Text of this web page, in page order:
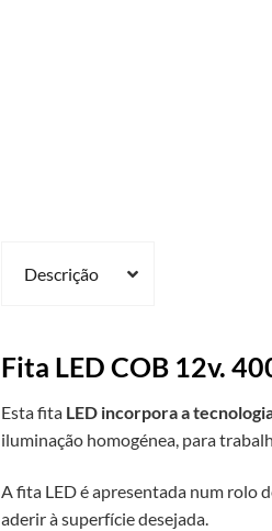
Descrição
Fita LED COB 12v.
Esta fita LED incorpora a
iluminação homogénea, para
A fita LED é apresentada num rolo
aderir à superfície desejada.